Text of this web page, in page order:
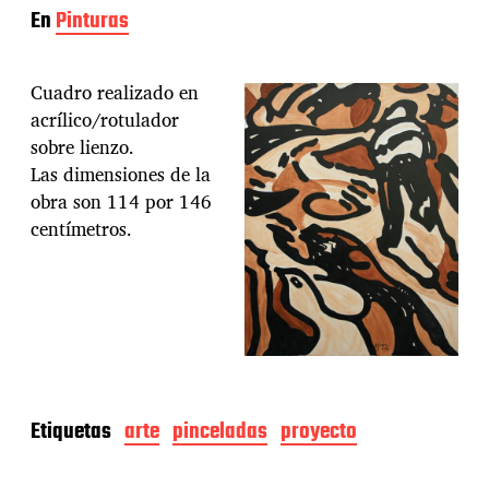
EnPinturas
Cuadro realizado en
acrílico/rotulador
sobre lienzo.
Las dimensiones de la
obra son 114 por 146
centímetros.
Etiquetas arte pinceladas proyecto